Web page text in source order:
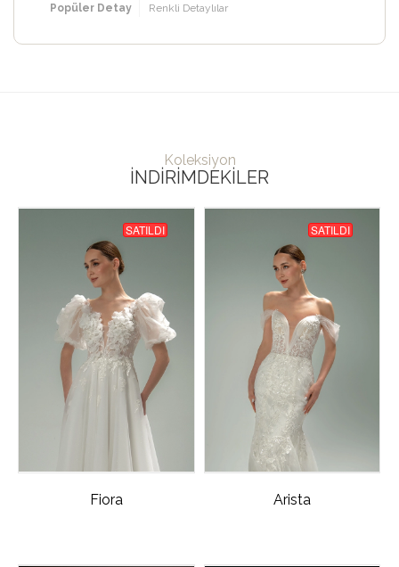
Popüler Detay
Renkli Detaylılar
Koleksiyon
İNDIRIMDEKILER
SATILDI
Fiora
SATILDI
Arista